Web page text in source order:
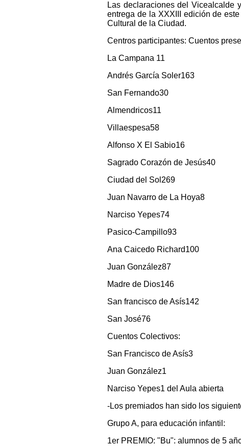
Las declaraciones del Vicealcalde
entrega de la XXXIII edición de
Cultural de la Ciudad.
Centros participantes: Cuentos
La Campana 11
Andrés García Soler163
San Fernando30
Almendricos11
Villaespesa58
Alfonso X El Sabio16
Sagrado Corazón de Jesús40
Ciudad del Sol269
Juan Navarro de La Hoya8
Narciso Yepes74
Pasico-Campillo93
Ana Caicedo Richard100
Juan González87
Madre de Dios146
San francisco de Asís142
San José76
Cuentos Colectivos:
San Francisco de Asís3
Juan González1
Narciso Yepes1 del Aula abierta
-Los premiados han sido los
Grupo A, para educación infantil:
1er PREMIO: "Bu": alumnos de 5